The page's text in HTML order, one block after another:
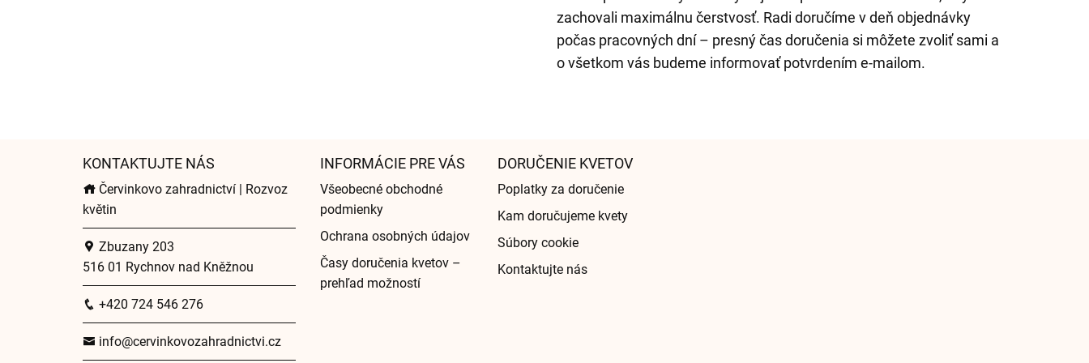
zachovali maximálnu čerstvosť. Radi doručíme v deň objednávky
počas pracovných dní – presný čas doručenia si môžete zvoliť sami a
o všetkom vás budeme informovať potvrdením e-mailom.
KONTAKTUJTE NÁS
Červinkovo zahradnictví | Rozvoz
květin
Zbuzany 203
516 01 Rychnov nad Kněžnou
+420 724 546 276
info@cervinkovozahradnictvi.cz
INFORMÁCIE PRE VÁS
Všeobecné obchodné
podmienky
Ochrana osobných údajov
Časy doručenia kvetov –
prehľad možností
DORUČENIE KVETOV
Poplatky za doručenie
Kam doručujeme kvety
Súbory cookie
Kontaktujte nás